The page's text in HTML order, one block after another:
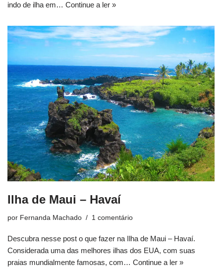
indo de ilha em… Continue a ler »
Ilha de Maui – Havaí
por Fernanda Machado 1 comentário
Descubra nesse post o que fazer na Ilha de Maui – Havaí.
Considerada uma das melhores ilhas dos EUA, com suas
praias mundialmente famosas, com… Continue a ler »